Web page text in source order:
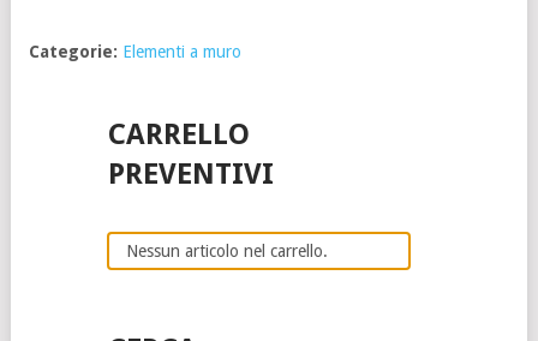
Categorie: Elementi a muro
CARRELLO
PREVENTIVI
Nessun articolo nel carrello.